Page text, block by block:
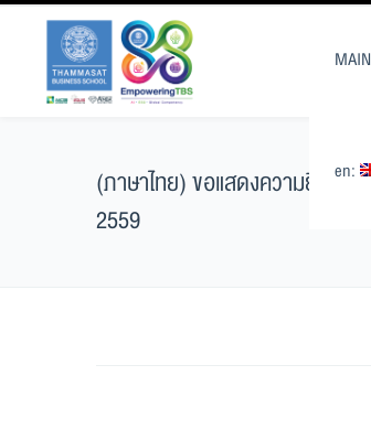
en:
(ภาษาไทย) ขอแสดงความยินดีกับ
2559